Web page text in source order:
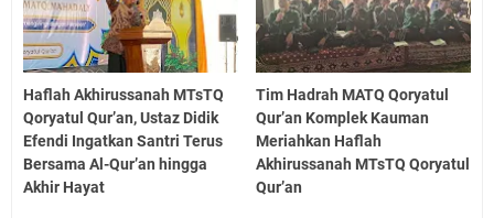
Haflah Akhirussanah MTsTQ
Qoryatul Qur’an, Ustaz Didik
Efendi Ingatkan Santri Terus
Bersama Al-Qur’an hingga
Akhir Hayat
Tim Hadrah MATQ Qoryatul
Qur’an Komplek Kauman
Meriahkan Haflah
Akhirussanah MTsTQ Qoryatul
Qur’an